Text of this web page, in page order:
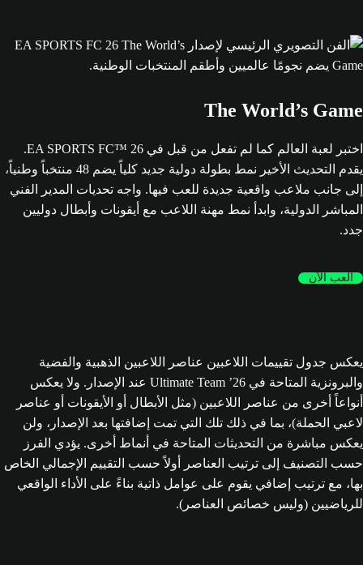
The World’s Game
اختبر لعبة العالم كما لم تفعل من قبل في EA SPORTS FC™ 26.
يقدم التحديث الأخير نمط بطولة دولية جديد كلياً يضم 48 منتخباً وطنياً،
إلى جانب ملاعب واقعية جديدة للعب فيها. واجه تحديات المدير الفني
المباشر الدولية، وابدأ نمط مهنة اللاعب مع أيقونات وأبطال دوليين
جدد.
العب الآن
يعكس جدول تقييمات اللاعبين عناصر اللاعبين الذهبية والفضية
والبرونزية المتاحة في Ultimate Team ’26 عند الإصدار. ولا يعكس
أنواعاً أخرى من عناصر اللاعبين (مثل الأبطال أو الأيقونات أو عناصر
لاعبي الحملة)، بما في ذلك تلك التي تمت إضافتها بعد الإصدار، ولن
يعكس مباشرة من التحديثات المتاحة في أنماط أخرى. يؤدي الفرز
حسب التصنيف إلى ترتيب العناصر أولاً حسب التقييم الإجمالي الخاص
بها، مع ترتيب إضافي يقوم على عوامل ذاتية بناءً على الأداء الواقعي
للرياضيين (وليس خصائص العناصر).